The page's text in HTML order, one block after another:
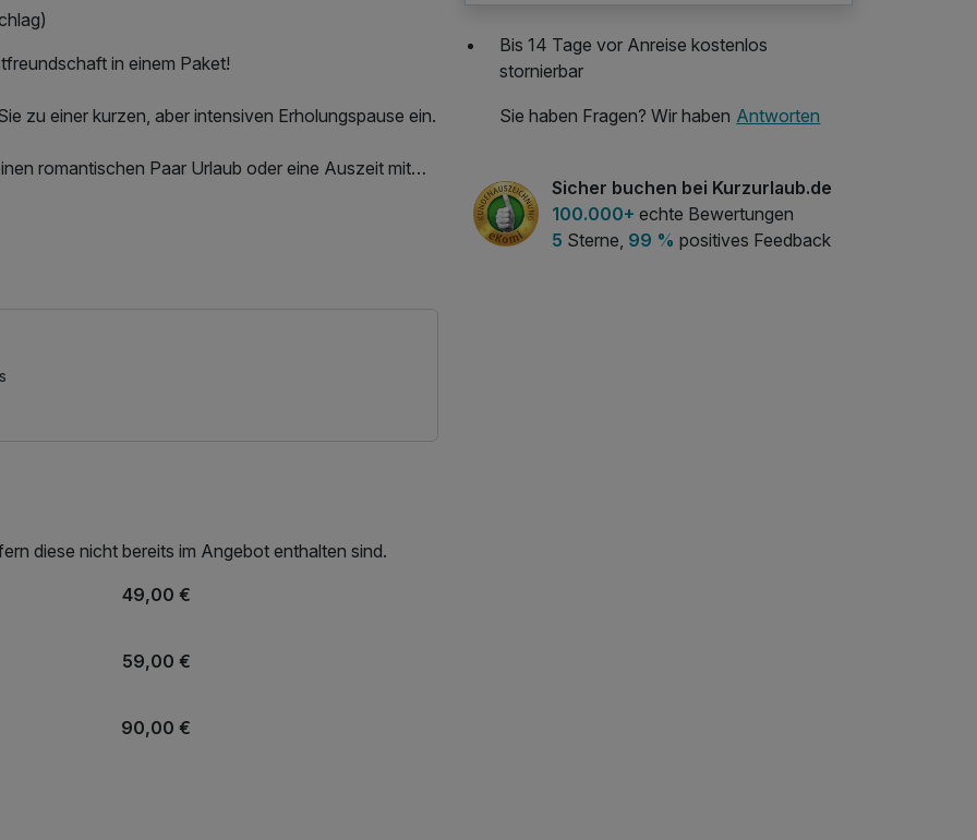
in einem Paket!
zu einer kurzen, aber intensiven Erholungspause ein.
romantischen Paar Urlaub oder eine Auszeit mit
kostenfrei am Hotel ab und stoßen Sie mit einem
Almdorf Spa steht Ihnen täglich zur Verfügung.
Dampfbad ganz exklusiv im Hotel.
des Fitnessbereichs, Nutzung des
diese nicht bereits im Angebot enthalten sind.
49,00 €
59,00 €
90,00 €
Bis 14 Tage vor Anreise kostenlos
stornierbar
Sie haben Fragen? Wir haben Antworten
Sicher buchen bei Kurzurlaub.de
100.000+ echte Bewertungen
5 Sterne, 99 % positives Feedback